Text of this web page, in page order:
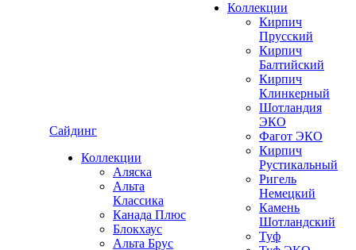
Сайдинг
Коллекции
Аляска
Альта
Классика
Канада Плюс
Блокхаус
Альта Брус
Коллекции
Кирпич
Прусский
Кирпич
Балтийский
Кирпич
Клинкерный
Шотландия
ЭКО
Фагот ЭКО
Кирпич
Рустикальный
Ригель
Немецкий
Камень
Шотландский
Туф